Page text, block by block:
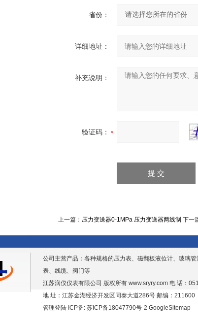
省份：
详细地址：
补充说明：
验证码：
上一篇： 压力变送器0-1MPa 压力变送器两线制 下一
公司主营产品：各种规格的压力表、磁翻板液位计、玻璃
表、线缆、阀门等
江苏润仪仪表有限公司 版权所有 www.sryry.com 电 话：
地 址：江苏金湖经济开发区同泰大道286号 邮编：211600
管理登陆 ICP备: 苏ICP备18047790号-2 GoogleSitemap